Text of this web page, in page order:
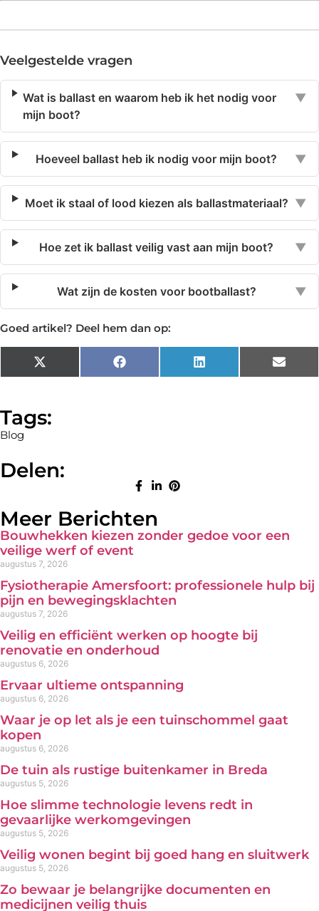
Veelgestelde vragen
Wat is ballast en waarom heb ik het nodig voor
mijn boot?
▼
Hoeveel ballast heb ik nodig voor mijn boot? ▼
Moet ik staal of lood kiezen als ballastmateriaal? ▼
Hoe zet ik ballast veilig vast aan mijn boot? ▼
Wat zijn de kosten voor bootballast? ▼
Goed artikel? Deel hem dan op:
X
(Twitter)
Facebook LinkedIn Email
Tags:
Blog
Delen:
Meer Berichten
Bouwhekken kiezen zonder gedoe voor een
veilige werf of event
augustus 7, 2026
Fysiotherapie Amersfoort: professionele hulp bij
pijn en bewegingsklachten
augustus 7, 2026
Veilig en efficiënt werken op hoogte bij
renovatie en onderhoud
augustus 6, 2026
Ervaar ultieme ontspanning
augustus 6, 2026
Waar je op let als je een tuinschommel gaat
kopen
augustus 6, 2026
De tuin als rustige buitenkamer in Breda
augustus 5, 2026
Hoe slimme technologie levens redt in
gevaarlijke werkomgevingen
augustus 5, 2026
Veilig wonen begint bij goed hang en sluitwerk
augustus 5, 2026
Zo bewaar je belangrijke documenten en
medicijnen veilig thuis